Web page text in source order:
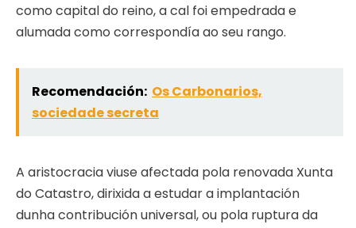
como capital do reino, a cal foi empedrada e
alumada como correspondía ao seu rango.
Recomendación: Os Carbonarios,
sociedade secreta
A aristocracia viuse afectada pola renovada Xunta
do Catastro, dirixida a estudar a implantación
dunha contribución universal, ou pola ruptura da